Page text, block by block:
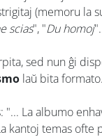
(memoru la
scias", "Du homoj
sed nun ĝi
laŭ bita formato.
"... La albumo
kantoj temas ofte